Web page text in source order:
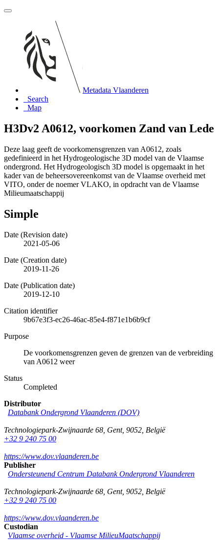
Metadata Vlaanderen
Search
Map
H3Dv2 A0612, voorkomen Zand van Lede
Deze laag geeft de voorkomensgrenzen van A0612, zoals
gedefinieerd in het Hydrogeologische 3D model van de Vlaamse
ondergrond. Het Hydrogeologisch 3D model is opgemaakt in het
kader van de beheersovereenkomst van de Vlaamse overheid met
VITO, onder de noemer VLAKO, in opdracht van de Vlaamse
Milieumaatschappij
Simple
Date (Revision date)
2021-05-06
Date (Creation date)
2019-11-26
Date (Publication date)
2019-12-10
Citation identifier
9b67e3f3-ec26-46ac-85e4-f871e1b6b9cf
Purpose
De voorkomensgrenzen geven de grenzen van de verbreiding
van A0612 weer
Status
Completed
Distributor
Databank Ondergrond Vlaanderen (DOV)
Technologiepark-Zwijnaarde 68 Gent, 9052 België
+32 9 240 75 00
https://www.dov.vlaanderen.be
Publisher
Ondersteunend Centrum Databank Ondergrond Vlaanderen
Technologiepark-Zwijnaarde 68 Gent, 9052 België
+32 9 240 75 00
https://www.dov.vlaanderen.be
Custodian
Vlaamse overheid - Vlaamse MilieuMaatschappij